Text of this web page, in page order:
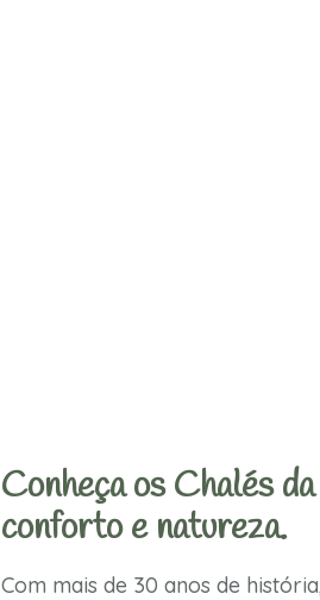
Conheça os Chalés
conforto e natureza.
Com mais de 30 anos de